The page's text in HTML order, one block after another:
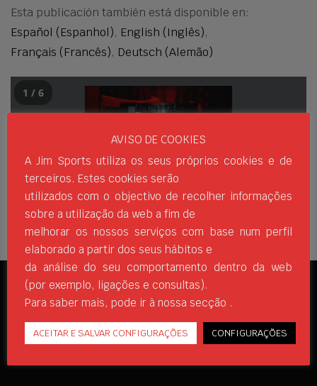
Esta publicación también está disponible en:
Español (Espanhol) English (Inglês)
Français (Francês) Deutsch (Alemão)
1 / 6
REDES SOCIAIS
AVISO DE COOKIES
A Jim Sports utiliza os seus próprios cookies e de
terceiros. Estes cookies serão
utilizados com o objectivo de recolher informações
sobre a utilização da web a fim de
melhorar os nossos serviços com base num perfil
elaborado a partir dos seus hábitos e
da análise do seu comportamento dentro da web
(por exemplo, ligações e consultas).
Para saber mais, pode ir à nossa secção .
ACEITAR E SALVAR CONFIGURAÇÕES CONFIGURAÇÕES